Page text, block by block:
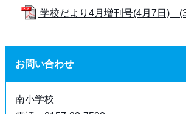
学校だより4月増刊号(4月7日)
お問い合わせ
南小学校